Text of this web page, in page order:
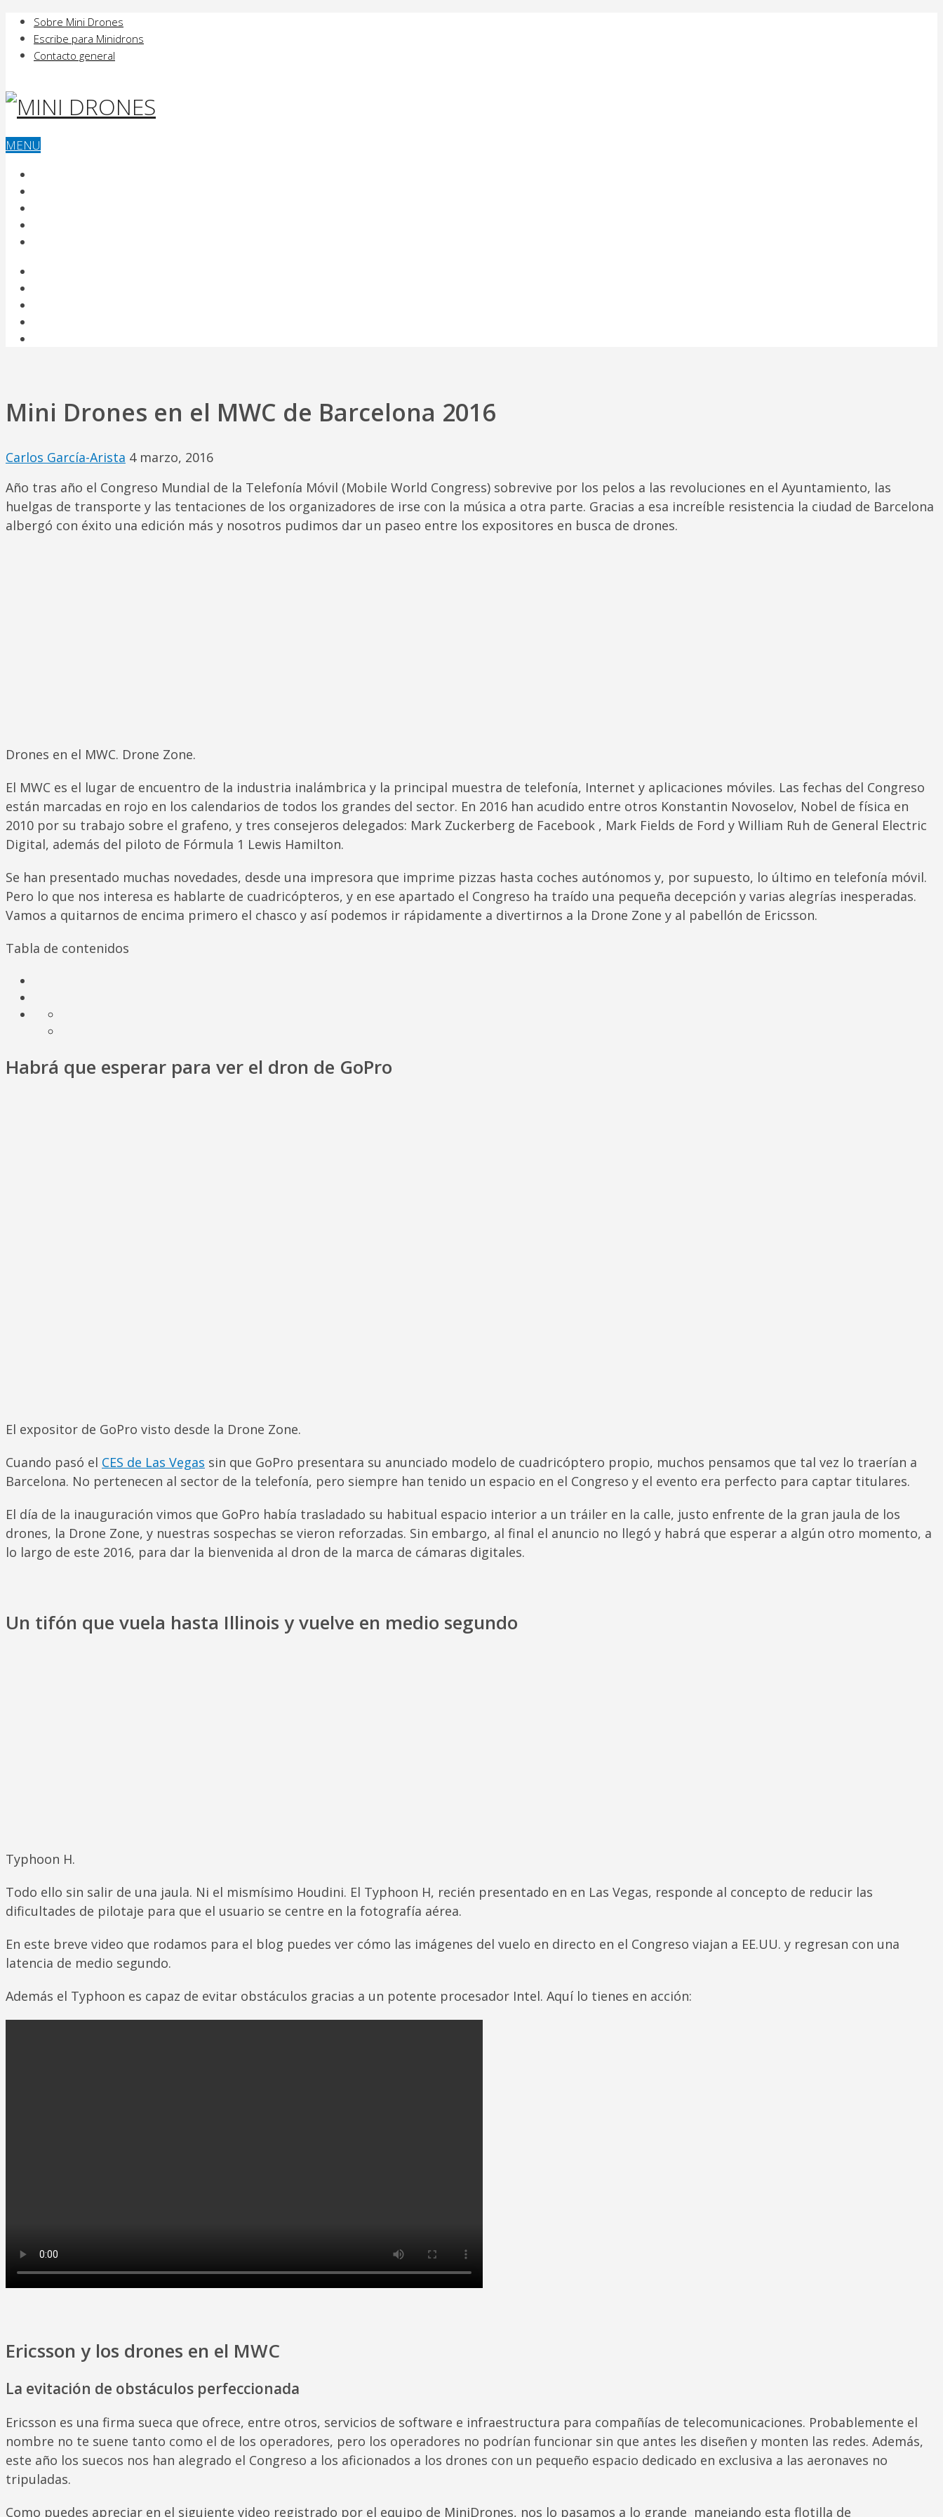
Sobre Mini Drones
Escribe para Minidrons
Contacto general
MENU
Mini Drones en el MWC de Barcelona 2016
Carlos García-Arista 4 marzo, 2016
Año tras año el Congreso Mundial de la Telefonía Móvil (Mobile World Congress) sobrevive por los pelos a las revoluciones en el Ayuntamiento, las
huelgas de transporte y las tentaciones de los organizadores de irse con la música a otra parte. Gracias a esa increíble resistencia la ciudad de Barcelona
albergó con éxito una edición más y nosotros pudimos dar un paseo entre los expositores en busca de drones.
Drones en el MWC. Drone Zone.
El MWC es el lugar de encuentro de la industria inalámbrica y la principal muestra de telefonía, Internet y aplicaciones móviles. Las fechas del Congreso
están marcadas en rojo en los calendarios de todos los grandes del sector. En 2016 han acudido entre otros Konstantin Novoselov, Nobel de física en
2010 por su trabajo sobre el grafeno, y tres consejeros delegados: Mark Zuckerberg de Facebook , Mark Fields de Ford y William Ruh de General Electric
Digital, además del piloto de Fórmula 1 Lewis Hamilton.
Se han presentado muchas novedades, desde una impresora que imprime pizzas hasta coches autónomos y, por supuesto, lo último en telefonía móvil.
Pero lo que nos interesa es hablarte de cuadricópteros, y en ese apartado el Congreso ha traído una pequeña decepción y varias alegrías inesperadas.
Vamos a quitarnos de encima primero el chasco y así podemos ir rápidamente a divertirnos a la Drone Zone y al pabellón de Ericsson.
Tabla de contenidos
Habrá que esperar para ver el dron de GoPro
El expositor de GoPro visto desde la Drone Zone.
Cuando pasó el CES de Las Vegas sin que GoPro presentara su anunciado modelo de cuadricóptero propio, muchos pensamos que tal vez lo traerían a
Barcelona. No pertenecen al sector de la telefonía, pero siempre han tenido un espacio en el Congreso y el evento era perfecto para captar titulares.
El día de la inauguración vimos que GoPro había trasladado su habitual espacio interior a un tráiler en la calle, justo enfrente de la gran jaula de los
drones, la Drone Zone, y nuestras sospechas se vieron reforzadas. Sin embargo, al final el anuncio no llegó y habrá que esperar a algún otro momento, a
lo largo de este 2016, para dar la bienvenida al dron de la marca de cámaras digitales.
Un tifón que vuela hasta Illinois y vuelve en medio segundo
Typhoon H.
Todo ello sin salir de una jaula. Ni el mismísimo Houdini. El Typhoon H, recién presentado en en Las Vegas, responde al concepto de reducir las
dificultades de pilotaje para que el usuario se centre en la fotografía aérea.
En este breve video que rodamos para el blog puedes ver cómo las imágenes del vuelo en directo en el Congreso viajan a EE.UU. y regresan con una
latencia de medio segundo.
Además el Typhoon es capaz de evitar obstáculos gracias a un potente procesador Intel. Aquí lo tienes en acción:
Ericsson y los drones en el MWC
La evitación de obstáculos perfeccionada
Ericsson es una firma sueca que ofrece, entre otros, servicios de software e infraestructura para compañías de telecomunicaciones. Probablemente el
nombre no te suene tanto como el de los operadores, pero los operadores no podrían funcionar sin que antes les diseñen y monten las redes. Además,
este año los suecos nos han alegrado el Congreso a los aficionados a los drones con un pequeño espacio dedicado en exclusiva a las aeronaves no
tripuladas.
Como puedes apreciar en el siguiente video registrado por el equipo de MiniDrones, nos lo pasamos a lo grande manejando esta flotilla de